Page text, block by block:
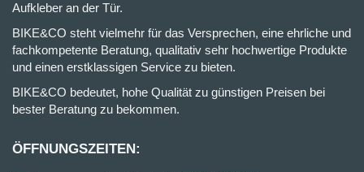
Aufkleber an der Tür.
BIKE&CO steht vielmehr für das Versprechen, eine ehrliche und
fachkompetente Beratung, qualitativ sehr hochwertige Produkte
und einen erstklassigen Service zu bieten.
BIKE&CO bedeutet, hohe Qualität zu günstigen Preisen bei
bester Beratung zu bekommen.
ÖFFNUNGSZEITEN: